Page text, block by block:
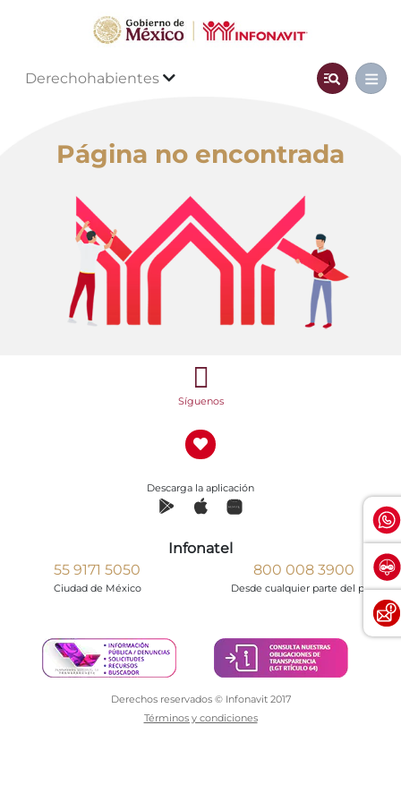
Derechohabientes
Página no encontrada
Síguenos
Descarga la aplicación
Infonatel
55 9171 5050
Ciudad de México
800 008 3900
Desde cualquier parte del país
Derechos reservados © Infonavit 2017
Términos y condiciones